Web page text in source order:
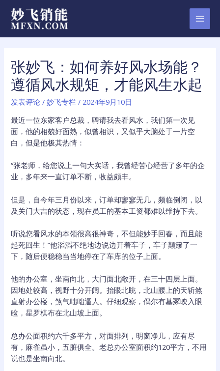
容
张妙飞：如何养好风水场能？
遵循风水规矩，才能风生水起
发表评论 /妙飞专栏 / 2024年9月10日
最近一位东家客户总裁，聘请我去看风水，我们第一次见
面，他的相貌好面熟，似曾相识，又似乎大脑处于一片空
白，但是他极其热情：
“张老师，给您说上一句大实话，我曾经苦心经营了多年的企
业，多年来一直订单不断，收益颇丰。
但是，自今年三月份以来，订单却寥寥无几，频临倒闭，以
及关门大吉的状态，现在员工的基本工资都难以维持下去。
听说您看风水的本领很高很神奇，不但能妙手回春，而且能
起死回生！”他滔滔不绝地边说边开着车子，车子颠簸了一
下，随后便稳稳当当地停在了车库的位子上面。
他的办公室，坐南向北，大门面北敞开，在三十四层上面。
因地处较高，视野十分开阔。抬眼北眺，北山腰上的天斩煞
直射办公楼，煞气咄咄逼人。仔细观察，偶尔有墓冢映入眼
睑，星罗棋布在北山坡上面。
总办公面积约六千多平方，对面排列，明窗净几，应有尽
有，麻雀虽小，五脏俱全。老总办公室面积约120平方，不用
说也是坐南向北。